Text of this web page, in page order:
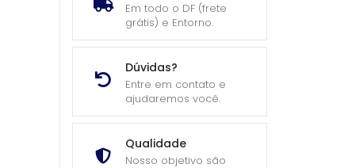
Em todo o DF (frete
grátis) e Entorno.
Dúvidas?
Entre em contato e
ajudaremos você.
Qualidade
Nosso objetivo são